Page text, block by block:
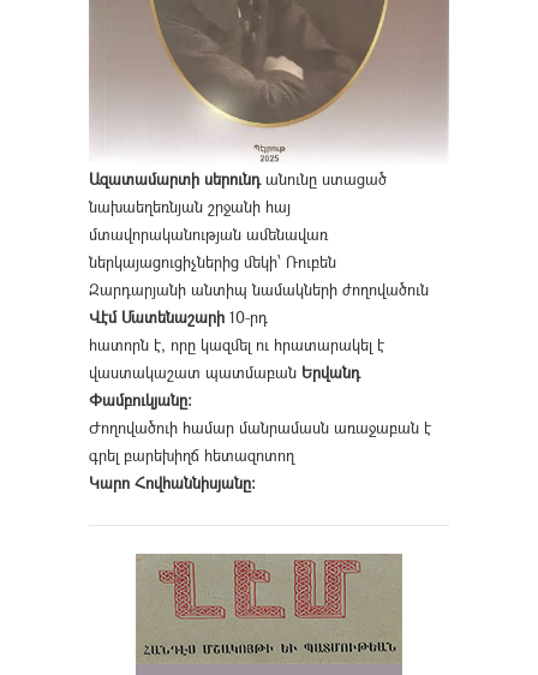
Ազատամարտի սերունդանունը ստացած
նախաեղեռնյան շրջանի հայ
մտավորականության ամենավառ
ներկայացուցիչներից մեկի՝ Ռուբեն
Զարդարյանի անտիպ նամակների ժողովածուն
Վէմ Մատենաշարի 10-րդ
հատորն է, որը կազմել ու հրատարակել է
վաստակաշատ պատմաբան Երվանդ
Փամբուկյանը։
Ժողովածուի համար մանրամասն առաջաբան է
գրել բարեխիղճ հետազոտող
Կարո Հովհաննիսյանը։